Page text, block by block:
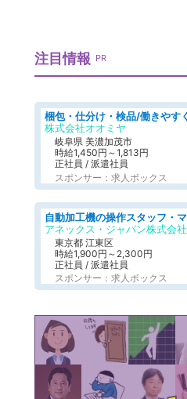
注目情報 PR
株式会社オオミヤ
岐阜県 美濃加茂市
時給1,450円～1,813円
正社員 / 派遣社員
スポンサー：求人ボックス
アネックス・ジャパン株式会社
東京都 江東区
時給1,900円～2,300円
正社員 / 派遣社員
スポンサー：求人ボックス